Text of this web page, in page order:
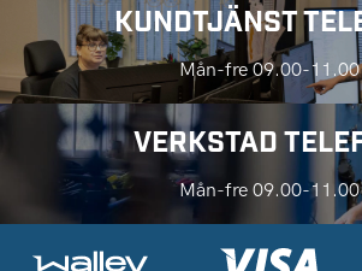
KUNDTJÄNST
Mån-fre 09.00-11.00
VERKSTAD
Mån-fre 09.00-11.00